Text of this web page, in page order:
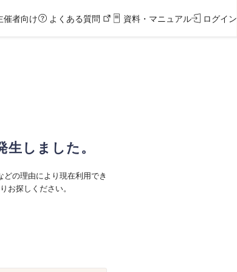
催者向け よくある質問 資料・マニュアル ログイン
しました。
の理由により現在利用でき
お探しください。